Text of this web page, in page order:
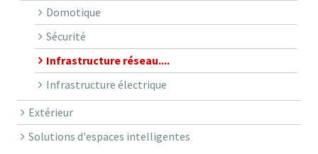
Domotique
Sécurité
Infrastructure réseau....
Infrastructure électrique
Extérieur
Solutions d'espaces intelligentes